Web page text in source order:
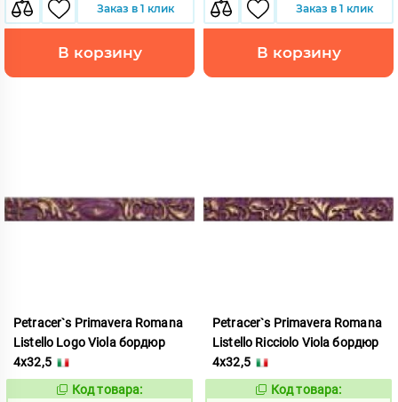
Заказ в 1 клик
В корзину
Заказ в 1 клик
В корзину
Petracer`s Primavera Romana
Listello Logo Viola бордюр
4x32,5
191838
Код товара:
Petracer`s Primavera Romana
Listello Ricciolo Viola бордюр
4x32,5
191839
Код товара: